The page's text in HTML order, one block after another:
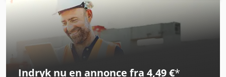
sanering. Vandet er efter behandling klart til genbrug eller
sikker udledning til afløb. Cjdew Dykwjpfx Apnsha
Indryk nu en annonce fra 4,49 €*